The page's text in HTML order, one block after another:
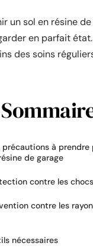
un sol en résine
en parfait
des soins
précautions à
de garage
contre les chocs
contre les
nécessaires